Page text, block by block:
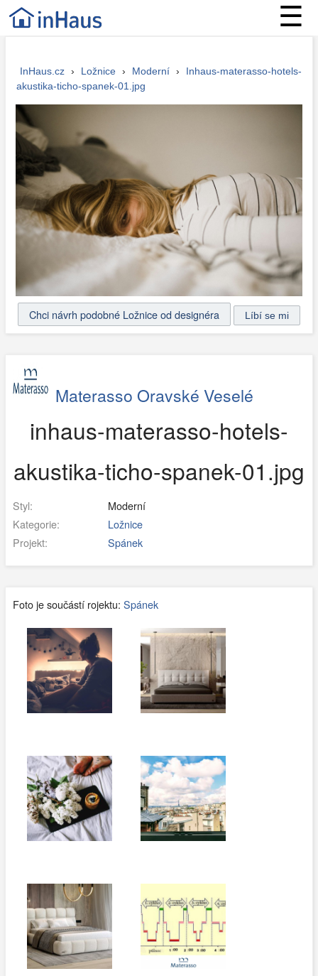
☰
InHaus.cz › Ložnice › Moderní ›
Inhaus-materasso-hotels-
akustika-ticho-spanek-01.jpg
Chci návrh podobné Ložnice od designéra
Materasso Oravské Veselé
inhaus-materasso-hotels-
akustika-ticho-spanek-01.jpg
Styl:
Moderní
Kategorie:
Ložnice
Projekt:
Spánek
Foto je součástí rojektu: Spánek